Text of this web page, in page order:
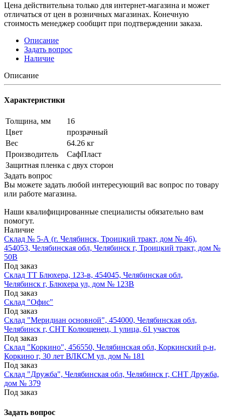
Цена действительна только для интернет-магазина и может
отличаться от цен в розничных магазинах. Конечную
стоимость менеджер сообщит при подтверждении заказа.
Описание
Задать вопрос
Наличие
Описание
Характеристики
Толщина, мм
16
Цвет
прозрачный
Вес
64.26 кг
Производитель
СафПласт
Защитная пленка с двух сторон
Задать вопрос
Вы можете задать любой интересующий вас вопрос по товару
или работе магазина.
Наши квалифицированные специалисты обязательно вам
помогут.
Наличие
Склад № 5-А (г. Челябинск, Троицкий тракт, дом № 46),
454053, Челябинская обл, Челябинск г, Троицкий тракт, дом №
50В
Под заказ
Склад ТТ Блюхера, 123-в, 454045, Челябинская обл,
Челябинск г, Блюхера ул, дом № 123В
Под заказ
Склад "Офис"
Под заказ
Склад "Меридиан основной", 454000, Челябинская обл,
Челябинск г, СНТ Колющенец, 1 улица, 61 участок
Под заказ
Склад "Коркино", 456550, Челябинская обл, Коркинский р-н,
Коркино г, 30 лет ВЛКСМ ул, дом № 181
Под заказ
Склад "Дружба", Челябинская обл, Челябинск г, СНТ Дружба,
дом № 379
Под заказ
Задать вопрос